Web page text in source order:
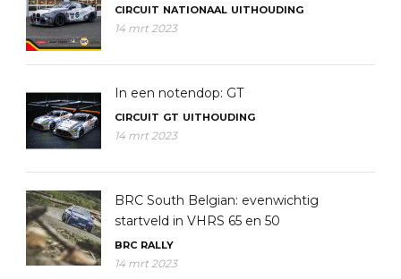
CIRCUIT NATIONAAL UITHOUDING
14 mrt 2023
In een notendop: GT
CIRCUIT GT UITHOUDING
14 mrt 2023
BRC South Belgian: evenwichtig
startveld in VHRS 65 en 50
BRC RALLY
14 mrt 2023